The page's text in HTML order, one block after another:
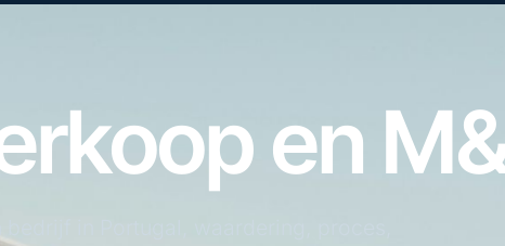
en
in Portugal, waardering, proces,